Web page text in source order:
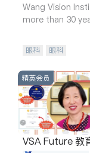
Wang Vision
more than 30
眼科 眼科
精英会员
VSA Future 教